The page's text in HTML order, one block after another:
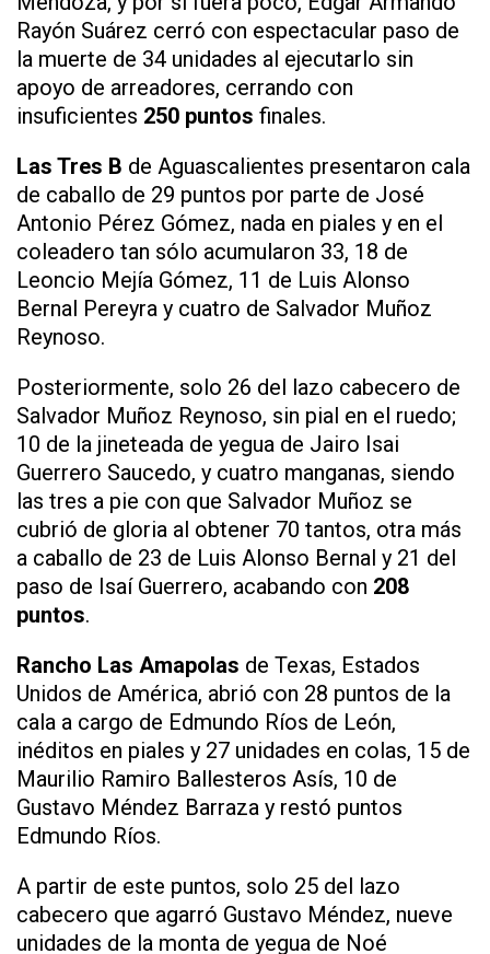
Rayón Suárez cerró con espectacular paso de
la muerte de 34 unidades al ejecutarlo sin
apoyo de arreadores, cerrando con
insuficientes 250 puntos finales.
Las Tres B de Aguascalientes presentaron cala
de caballo de 29 puntos por parte de José
Antonio Pérez Gómez, nada en piales y en el
coleadero tan sólo acumularon 33, 18 de
Leoncio Mejía Gómez, 11 de Luis Alonso
Bernal Pereyra y cuatro de Salvador Muñoz
Reynoso.
Posteriormente, solo 26 del lazo cabecero de
Salvador Muñoz Reynoso, sin pial en el ruedo;
10 de la jineteada de yegua de Jairo Isai
Guerrero Saucedo, y cuatro manganas, siendo
las tres a pie con que Salvador Muñoz se
cubrió de gloria al obtener 70 tantos, otra más
a caballo de 23 de Luis Alonso Bernal y 21 del
paso de Isaí Guerrero, acabando con 208
puntos.
Rancho Las Amapolas de Texas, Estados
Unidos de América, abrió con 28 puntos de la
cala a cargo de Edmundo Ríos de León,
inéditos en piales y 27 unidades en colas, 15 de
Maurilio Ramiro Ballesteros Asís, 10 de
Gustavo Méndez Barraza y restó puntos
Edmundo Ríos.
A partir de este puntos, solo 25 del lazo
cabecero que agarró Gustavo Méndez, nueve
unidades de la monta de yegua de Noé